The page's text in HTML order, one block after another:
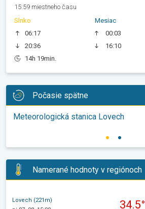
15:59 miestneho času
Slnko
06:17
20:36
14h 19min.
Mesiac
00:03
16:10
Počasie spätne
Meteorologická stanica Lovech
Namerané hodnoty v regiónoch
Lovech (221m)
34.5°